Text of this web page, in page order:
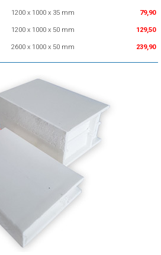
1200 x 1000 x 35 mm 79,90
1200 x 1000 x 50 mm 129,50
2600 x 1000 x 50 mm 239,90